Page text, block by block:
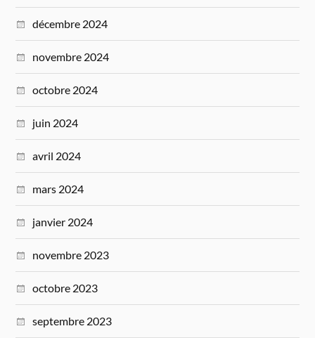
décembre 2024
novembre 2024
octobre 2024
juin 2024
avril 2024
mars 2024
janvier 2024
novembre 2023
octobre 2023
septembre 2023